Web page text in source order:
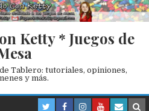
Ketty * Juegos de
Tablero: tutoriales, opiniones,
y más.